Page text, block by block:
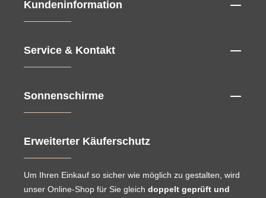
Kundeninformation
Service & Kontakt
Sonnenschirme
Erweiterter Käuferschutz
Um Ihren Einkauf so sicher wie möglich zu gestalten, wird
unser Online-Shop für Sie gleich doppelt geprüft und